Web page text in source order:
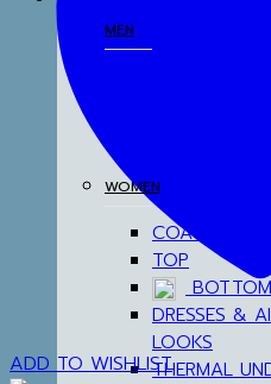
MEN
WOMEN
COATS
TOP
BOTTOM
DRESSES &
LOOKS
THERMAL
ADD TO WISHLIST